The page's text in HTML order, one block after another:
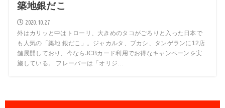
築地銀だこ
2020.10.27
外はカリッと中はトローリ、大きめのタコがごろりと入った日本で
も人気の「築地 銀だこ」。ジャカルタ、ブカシ、タンゲランに12店
舗展開しており、今ならJCBカード利用でお得なキャンペーンを実
施している。 フレーバーは「オリジ…